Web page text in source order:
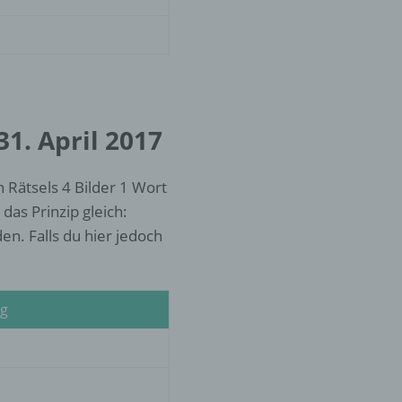
April 2017
Rätsels 4 Bilder 1 Wort
Prinzip gleich:
Falls du hier jedoch